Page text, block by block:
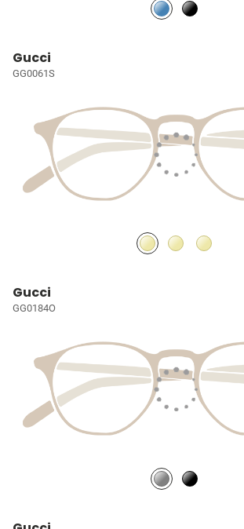
Gucci
GG0061S
Gucci
GG0184O